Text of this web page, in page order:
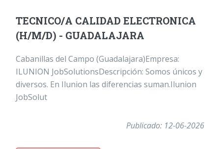
TECNICO/A CALIDAD ELECTRONICA
(H/M/D) - GUADALAJARA
Cabanillas del Campo (Guadalajara)Empresa:
ILUNION JobSolutionsDescripción: Somos únicos y
diversos. En Ilunion las diferencias suman.Ilunion
JobSolut
Publicado: 12-06-2026